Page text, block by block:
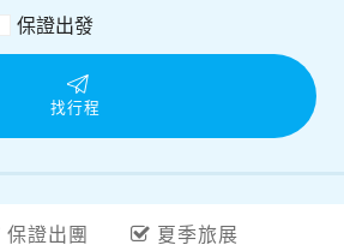
保證出發
找行程
保證出團 夏季旅展